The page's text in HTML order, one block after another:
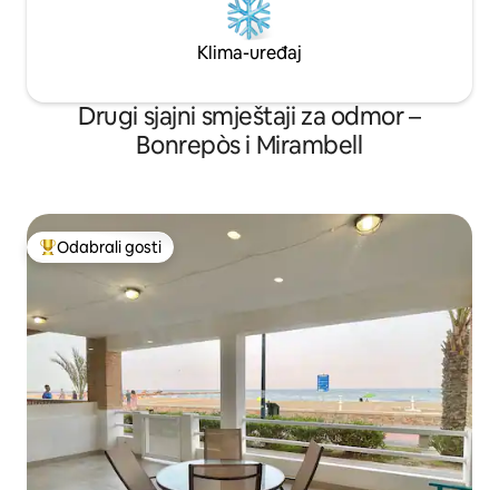
Klima-uređaj
Drugi sjajni smještaji za odmor –
Bonrepòs i Mirambell
Među najviše rangiranima s oznakom „Odabrali gosti”
Odabrali gosti